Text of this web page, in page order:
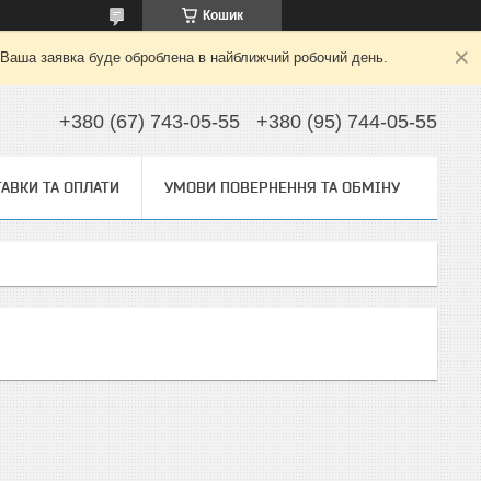
Кошик
заявка буде оброблена в найближчий робочий день.
+380 (67) 743-05-55 +380 (95) 744-05-55
ТА ОПЛАТИ УМОВИ ПОВЕРНЕННЯ ТА ОБМІНУ